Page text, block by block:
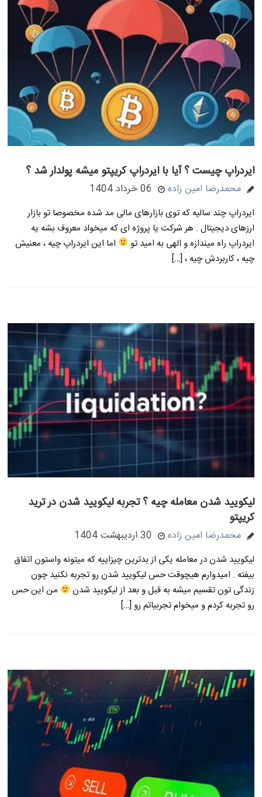
ایردراپ چیست ؟ آیا با ایردراپ کریپتو میشه پولدار شد ؟
محمدرضا امین زاده 06 خرداد 1404
ایردراپ چند سالیه که توی بازارهای مالی مد شده مخصوصا تو بازار
ارزهای دیجیتال . هر شرکت یا پروژه ای که میخواد معروف بشه یه
ایردراپ راه میندازه و الهی به امید تو
اما این ایردراپ چیه ، معنیش
چیه ، کاربردش چیه ، […]
لیکویید شدن معامله چیه ؟ تجربه لیکویید شدن در ترید
کریپتو
محمدرضا امین زاده 30 اردیبهشت 1404
لیکویید شدن در معامله یکی از بدترین چیزاییه که میتونه واستون اتفاق
بیفته . امیدوارم هیچوقت حس لیکویید شدن رو تجربه نکنید چون
زندگی تون تقسیم میشه به قبل و بعد از لیکویید شدن
من این حس
رو تجربه کردم و میخوام تجربیاتم رو […]